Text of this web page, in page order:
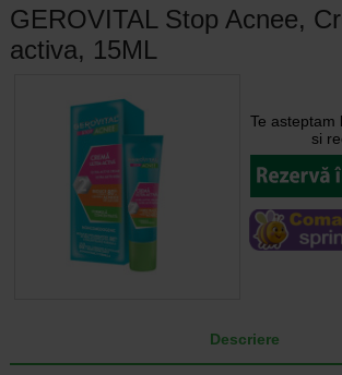
GEROVITAL Stop Acnee,
activa, 15ML
Te asteptam
si
Descriere